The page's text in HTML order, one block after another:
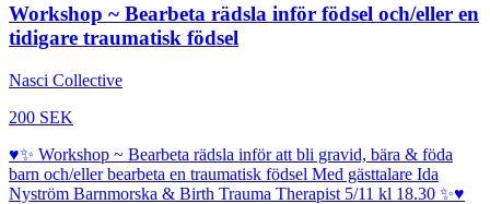
Workshop ~ Bearbeta rädsla inför födsel och/eller en
tidigare traumatisk födsel
Nasci Collective
200 SEK
♥️✨ Workshop ~ Bearbeta rädsla inför att bli gravid, bära & föda
barn och/eller bearbeta en traumatisk födsel Med gästtalare Ida
Nyström Barnmorska & Birth Trauma Therapist 5/11 kl 18.30 ✨♥️